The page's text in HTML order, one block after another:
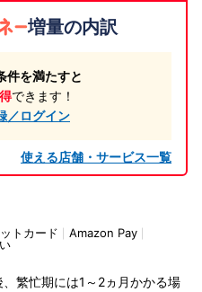
増量の内訳
件を満たすと
できます！
／ログイン
使える店舗・サービス一覧
トカード
Amazon Pay
、繁忙期には1～2ヵ月かかる場